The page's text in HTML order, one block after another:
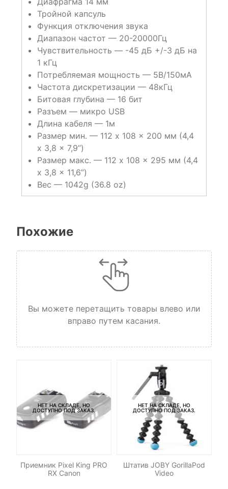
Тройной капсуль
Функция отключения звука
Диапазон частот — 20-20000Гц
Чувствительность — -45 дБ +/-3 дБ на
1 кГц
Потребляемая мощность — 5В/150мА
Частота дискретизации — 48кГц
Битовая глубина — 16 бит
Разъем — микро USB
Длина кабеля — 1м
Размер мин. — 112 x 108 x 200 мм (4,4
x 3,8 x 7,9”)
Размер макс. — 112 x 108 x 295 мм (4,4
x 3,8 x 11,6”)
Вес — 1042g (36.8 oz)
Похожие
Вы можете перетащить товары влево или
вправо путем касания.
НЕТ НА СКЛАДЕ, НО
ДОСТУПНО ПОД ЗАКАЗ.
Приемник Pixel King PRO
RX Canon
НЕТ НА СКЛАДЕ, НО
ДОСТУПНО ПОД ЗАКАЗ.
Штатив JOBY GorillaPod
Video